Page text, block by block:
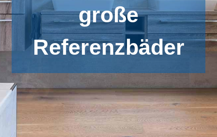
große
Referenzbäder